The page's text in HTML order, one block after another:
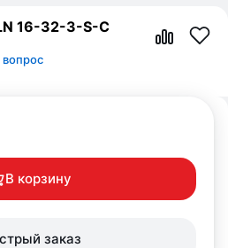
16-32-3-S-C
вопрос
В корзину
заказ